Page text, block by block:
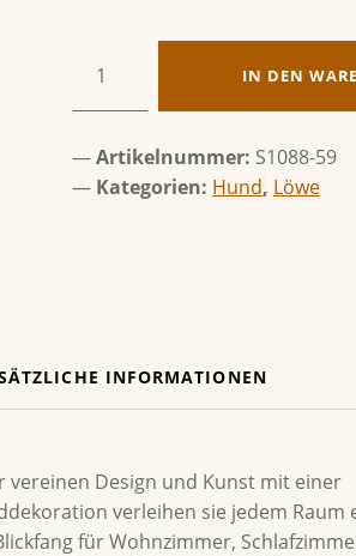
IN DEN
Artikelnummer: S1088-59
Kategorien: Hund, Löwe
INFORMATIONEN
vereinen Design und Kunst mit einer
verleihen sie jedem Raum
für Wohnzimmer,